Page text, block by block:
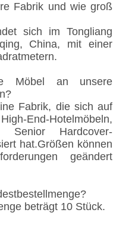
Fabrik und wie groß
sich im Tongliang
China, mit einer
Möbel an unsere
Fabrik, die sich auf
End-Hotelmöbeln,
Hardcover-
hat.Größen können
geändert
beträgt 10 Stück.